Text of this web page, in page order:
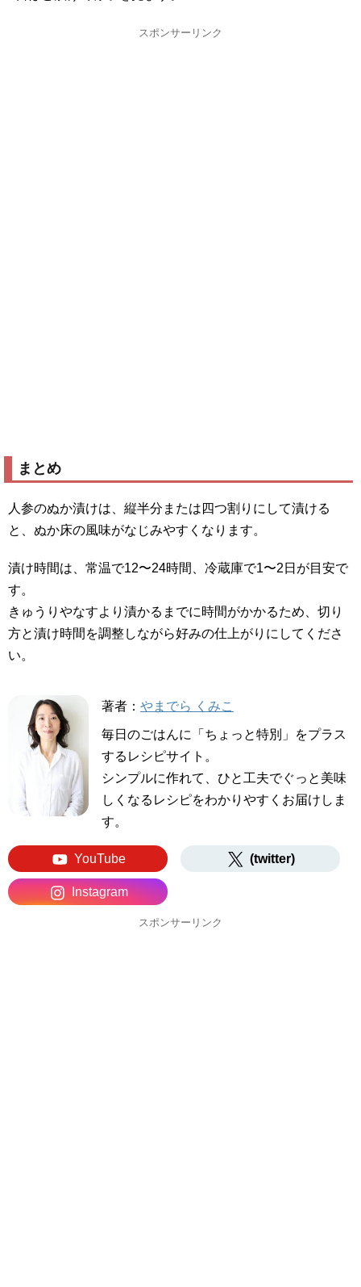
スポンサーリンク
まとめ
人参のぬか漬けは、縦半分または四つ割りにして漬ける
と、ぬか床の風味がなじみやすくなります。
漬け時間は、常温で12〜24時間、冷蔵庫で1〜2日が目安で
す。
きゅうりやなすより漬かるまでに時間がかかるため、切り
方と漬け時間を調整しながら好みの仕上がりにしてくださ
い。
著者： やまでら くみこ
毎日のごはんに「ちょっと特別」をプラス
するレシピサイト。
シンプルに作れて、ひと工夫でぐっと美味
しくなるレシピをわかりやすくお届けしま
す。
YouTube (twitter)
Instagram
スポンサーリンク